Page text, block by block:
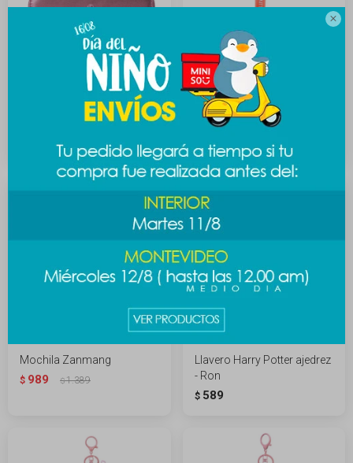

Billetera larga shiny - bordo Llavero Sanrio - Kitty
$ 389
Mochila Zanmang
$ 989 $1.389
Llavero Harry Potter ajedrez
- Ron
$ 589